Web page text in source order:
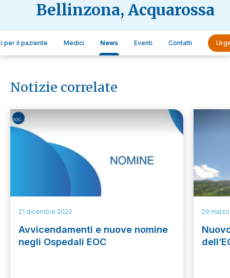
Bellinzona, Acquarossa
per il paziente Medici News Eventi Contatti
Notizie correlate
21 dicembre 2023
Avvicendamenti e nuove nomine
negli Ospedali EOC
29